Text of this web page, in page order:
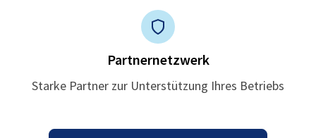
Partnernetzwerk
Starke Partner zur Unterstützung Ihres Betriebs